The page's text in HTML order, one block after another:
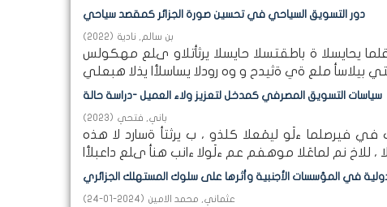
دور التسويق السياحي في تحسين صورة الجزائر كمقصد سياحي
بن سالم, نادية (
2022
)
يحايسلا ة باطقتسلا حايسلا يرثأتلاو ىلع مهكولس
سياسات التسويق المصرفي كمدخل لتعزيز ولاء العميل -دراسة حالة
باني, فتحي (
2023
)
فيرصلما ءلَو ليمْعلا كلذو ، ب يرثتأ ةسارد لا هذه
في المؤسسات الأجنبية وأثرها على سلوك المستهلك الجزائري
عثماني, محمد الامين (
2024-01-24
)